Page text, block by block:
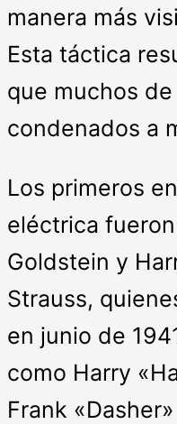
manera más
Esta táctica
que muchos
condenados a
Los primeros
eléctrica
Goldstein y
Strauss,
en junio de
como Harry
Frank